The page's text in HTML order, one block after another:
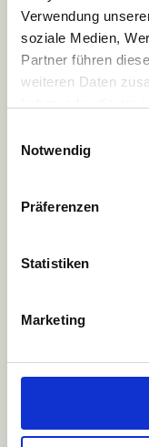
Verwendung
soziale Medien,
Partner führen
weiteren Daten
Notwendig
Präferenzen
Statistiken
Marketing